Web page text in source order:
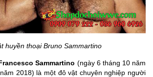
huyền thoạiBruno Sammartino
Sammartino (ngày 6 tháng 10 năm
2018) là một đô vật chuyên nghiệp người